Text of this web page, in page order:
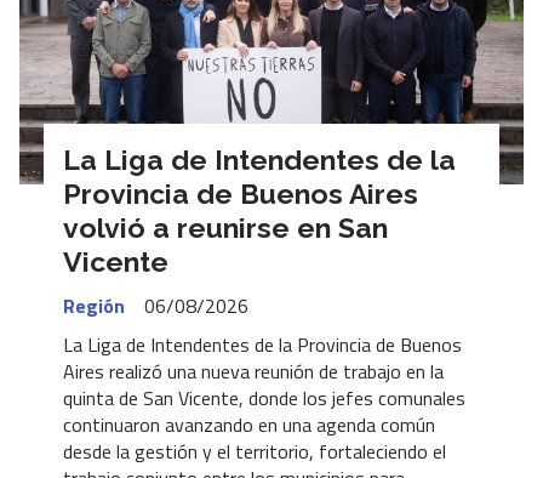
La Liga de Intendentes de la
Provincia de Buenos Aires
volvió a reunirse en San
Vicente
Región
06/08/2026
La Liga de Intendentes de la Provincia de Buenos
Aires realizó una nueva reunión de trabajo en la
quinta de San Vicente, donde los jefes comunales
continuaron avanzando en una agenda común
desde la gestión y el territorio, fortaleciendo el